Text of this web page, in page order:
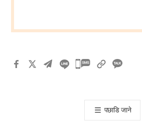
카
톡
공
पछाडि जाने